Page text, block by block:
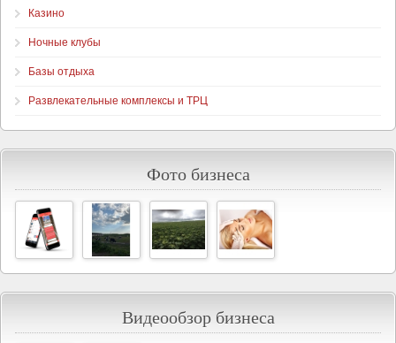
Казино
Ночные клубы
Базы отдыха
Развлекательные комплексы и ТРЦ
Фото бизнеса
Видеообзор бизнеса